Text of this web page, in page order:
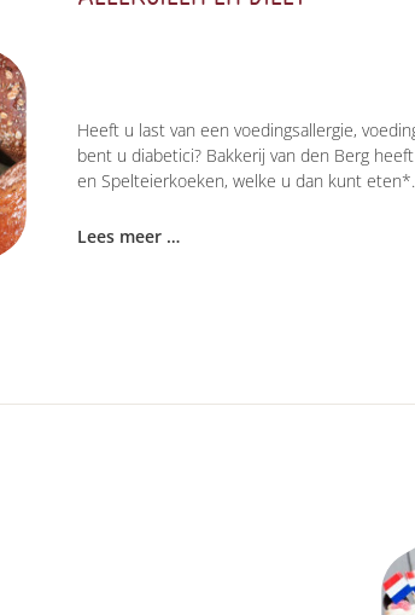
Heeft u last van een voedingsallergie,
bent u diabetici? Bakkerij van den Berg
en Spelteierkoeken, welke u dan kunt eten*.
Lees meer …